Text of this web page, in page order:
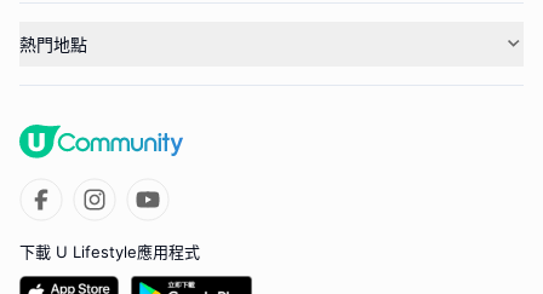
熱門地點
下載 U Lifestyle應用程式